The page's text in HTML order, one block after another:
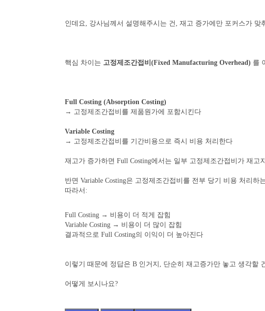
인데요, 강사님께서 설명해주시는 건, 재고 증가에만 포커스가 맞
핵심 차이는 고정제조간접비(Fixed Manufacturing Overhead) 를
Full Costing (Absorption Costing)
→ 고정제조간접비를 제품원가에 포함시킨다
Variable Costing
→ 고정제조간접비를 기간비용으로 즉시 비용 처리한다
재고가 증가하면 Full Costing에서는 일부 고정제조간접비가 재고
반면 Variable Costing은 고정제조간접비를 전부 당기 비용 처리하
따라서:
Full Costing → 비용이 더 적게 잡힘
Variable Costing → 비용이 더 많이 잡힘
결과적으로 Full Costing의 이익이 더 높아진다
이렇기 때문에 정답은 B 인거지, 단순히 재고증가만 놓고 생각할
어떻게 보시나요?